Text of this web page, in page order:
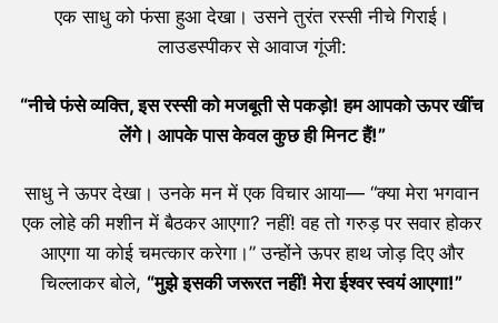
एक साधु को फंसा हुआ देखा। उसने तुरंत रस्सी नीचे गिराई।
लाउडस्पीकर से आवाज गूंजी:
“नीचे फंसे व्यक्ति,इस रस्सी को मजबूती से पकड़ो! हम आपको ऊपर खींच
लेंगे। आपके पास केवल कुछ ही मिनट हैं!”
साधु ने ऊपर देखा। उनके मन में एक विचार आया— “क्या मेरा भगवान
एक लोहे की मशीन में बैठकर आएगा? नहीं! वह तो गरुड़ पर सवार होकर
आएगा या कोई चमत्कार करेगा।” उन्होंने ऊपर हाथ जोड़ दिए और
चिल्लाकर बोले, “मुझे इसकी जरूरत नहीं! मेरा ईश्वर स्वयं आएगा!”